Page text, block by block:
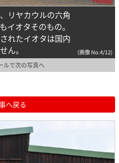
リヤカウルの六角
イオタそのもの。
れたイオタは国内
ん。
(画像 No.4/12)
ルで次の写真へ
へ戻る